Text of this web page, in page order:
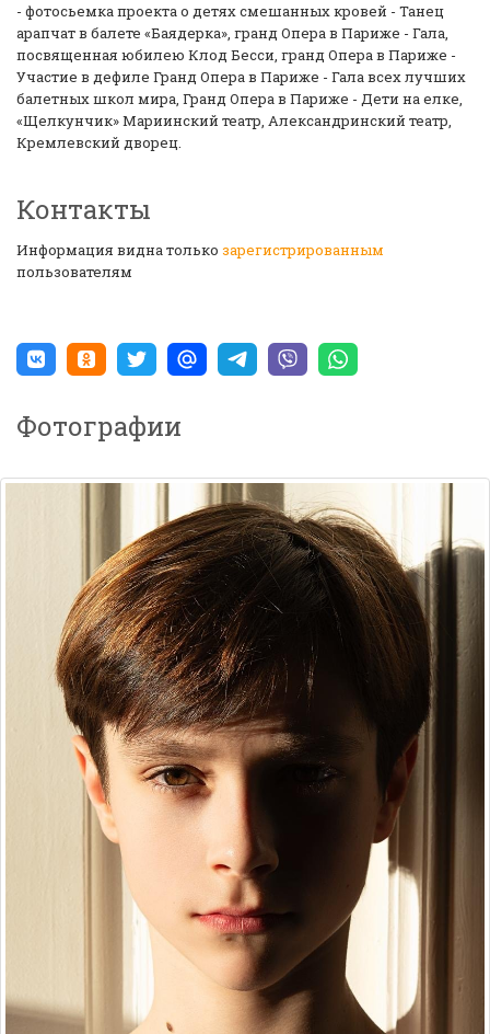
- фотосьемка проекта о детях смешанных кровей - Танец
арапчат в балете «Баядерка», гранд Опера в Париже - Гала,
посвященная юбилею Клод Бесси, гранд Опера в Париже -
Участие в дефиле Гранд Опера в Париже - Гала всех лучших
балетных школ мира, Гранд Опера в Париже - Дети на елке,
«Щелкунчик» Мариинский театр, Александринский театр,
Кремлевский дворец.
Контакты
Информация видна только зарегистрированным
пользователям
Фотографии